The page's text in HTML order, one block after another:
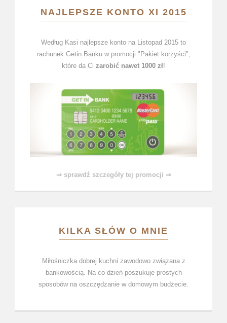
NAJLEPSZE KONTO XI 2015
Według Kasi najlepsze konto na Listopad 2015 to
rachunek Getin Banku w promocji "Pakiet korzyści",
które da Ci zarobić nawet 1000 zł!
⇒ sprawdź szczegóły tej promocji ⇒
KILKA SŁÓW O MNIE
Miłośniczka dobrej kuchni zawodowo związana z
bankowością. Na co dzień poszukuje prostych
sposobów na oszczędzanie w domowym budżecie.